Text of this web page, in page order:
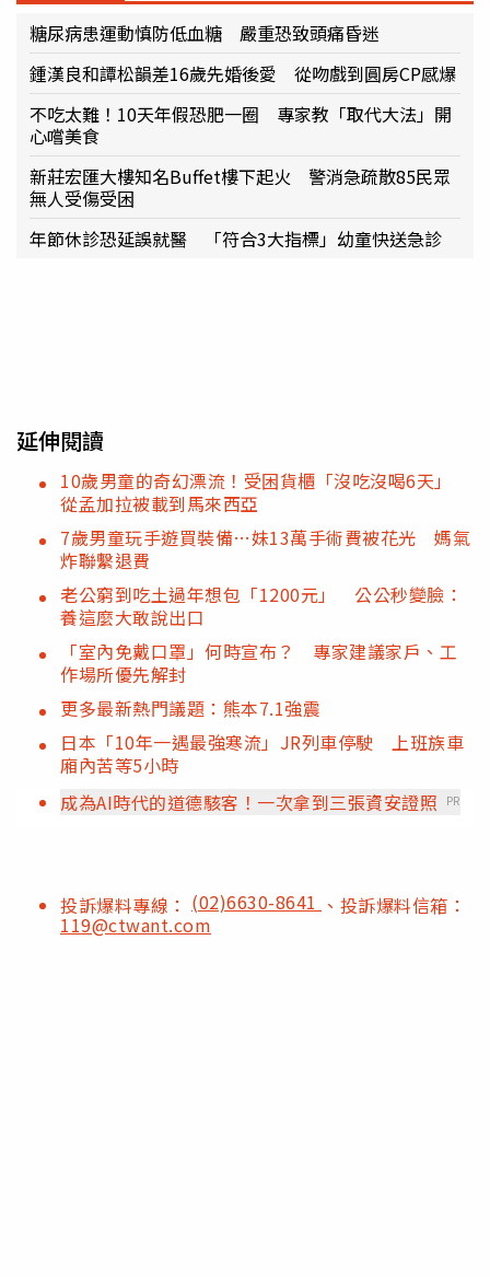
糖尿病患運動慎防低血糖 嚴重恐致頭痛昏迷
鍾漢良和譚松韻差16歲先婚後愛 從吻戲到圓房CP感爆
不吃太難！10天年假恐肥一圈 專家教「取代大法」開
心嚐美食
新莊宏匯大樓知名Buffet樓下起火 警消急疏散85民眾
無人受傷受困
年節休診恐延誤就醫 「符合3大指標」幼童快送急診
延伸閱讀
10歲男童的奇幻漂流！受困貨櫃「沒吃沒喝6天」
從孟加拉被載到馬來西亞
7歲男童玩手遊買裝備…妹13萬手術費被花光 媽氣
炸聯繫退費
老公窮到吃土過年想包「1200元」 公公秒變臉：
養這麼大敢說出口
「室內免戴口罩」何時宣布？ 專家建議家戶、工
作場所優先解封
更多最新熱門議題：熊本7.1強震
日本「10年一遇最強寒流」JR列車停駛 上班族車
廂內苦等5小時
成為AI時代的道德駭客！一次拿到三張資安證照
PR
投訴爆料專線： (02)6630-8641 、投訴爆料信箱：
119@ctwant.com